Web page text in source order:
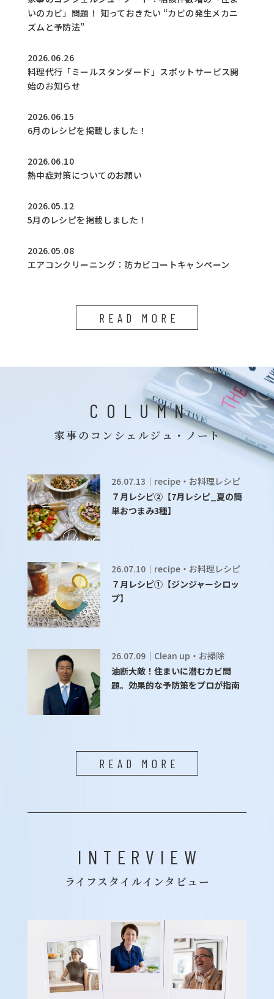
いのカビ」問題！ 知っておきたい “カビの発生メカニ
ズムと予防法”
2026.06.26
料理代行「ミールスタンダード」スポットサービス開
始のお知らせ
2026.06.15
6月のレシピを掲載しました！
2026.06.10
熱中症対策についてのお願い
2026.05.12
5月のレシピを掲載しました！
2026.05.08
エアコンクリーニング：防カビコートキャンペーン
READ MORE
COLUMN
家事のコンシェルジュ・ノート
26.07.13｜recipe・お料理レシピ
７月レシピ②【7月レシピ_夏の簡
単おつまみ3種】
26.07.10｜recipe・お料理レシピ
７月レシピ①【ジンジャーシロッ
プ】
26.07.09｜Clean up・お掃除
油断大敵！住まいに潜むカビ問
題。効果的な予防策をプロが指南
READ MORE
INTERVIEW
ライフスタイルインタビュー